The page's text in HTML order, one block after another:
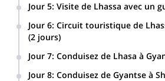
Jour 5: Visite de Lhassa avec un
Jour 6: Circuit touristique de
(2 jours)
Jour 7: Conduisez de Lhasa à
Jour 8: Conduisez de Gyantse à